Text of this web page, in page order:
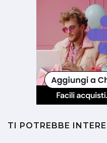
TI POTREBBE